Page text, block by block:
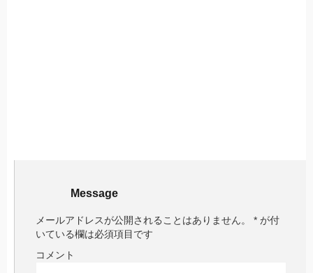
Message
メールアドレスが公開されることはありません。 * が付
いている欄は必須項目です
コメント